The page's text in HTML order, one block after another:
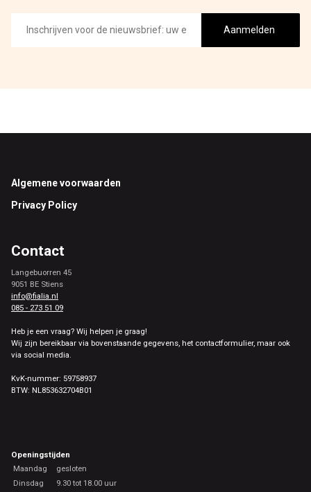
mailadres
Aanmelden
Footer
Algemene voorwaarden
Privacy Policy
Contact
Langebuorren 45
9051 BE Stiens
info@fialia.nl
085 - 273 51 09
Heb je een vraag? Wij helpen je graag!
Wij zijn bereikbaar via bovenstaande gegevens, het contactformulier, maar ook
via social media.
KvK-nummer: 59758937
BTW: NL853632704B01
Openingstijden
Maandag
gesloten
Dinsdag
9.30 tot 18.00 uur